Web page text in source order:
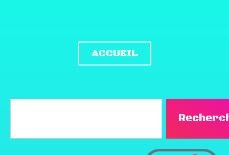
ACCUEIL